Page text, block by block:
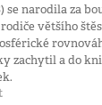
se narodila za
většího
zachytil a do